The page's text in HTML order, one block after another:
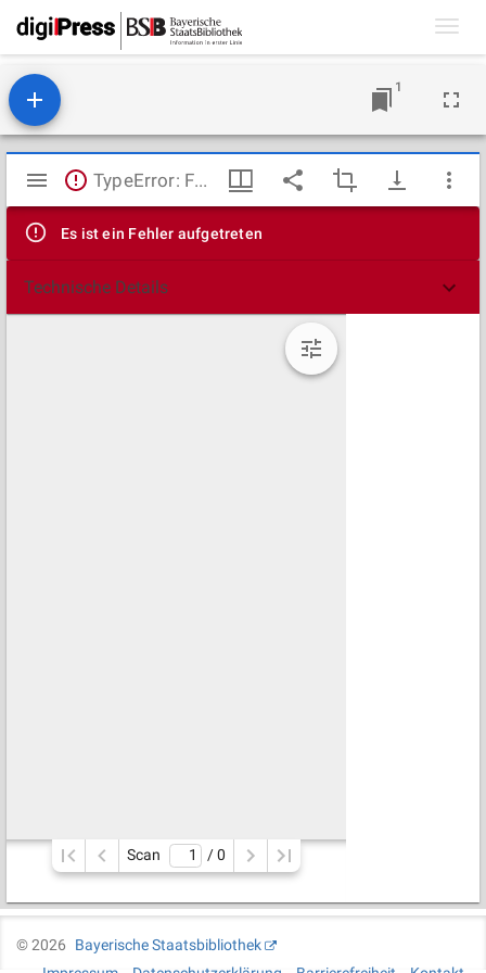
1
Mirador
Viewer
TypeError: Failed to fetch
Es ist ein Fehler aufgetreten
Technische Details
Scan / 0
©2026
Bayerische Staatsbibliothek